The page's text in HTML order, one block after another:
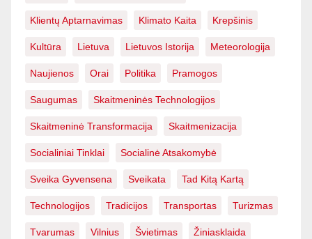
Klientų Aptarnavimas Klimato Kaita Krepšinis
Kultūra Lietuva Lietuvos Istorija Meteorologija
Naujienos Orai Politika Pramogos
Saugumas Skaitmeninės Technologijos
Skaitmeninė Transformacija Skaitmenizacija
Socialiniai Tinklai Socialinė Atsakomybė
Sveika Gyvensena Sveikata Tad Kitą Kartą
Technologijos Tradicijos Transportas Turizmas
Tvarumas Vilnius Švietimas Žiniasklaida